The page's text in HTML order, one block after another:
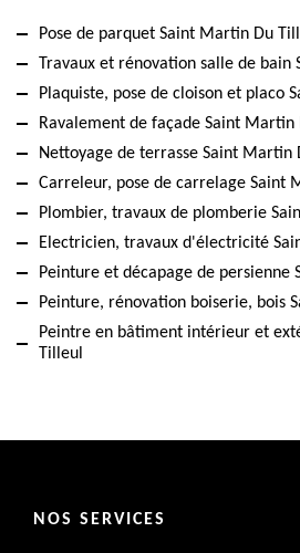
Pose de parquet Saint Martin Du
Travaux et rénovation salle de bain
Plaquiste, pose de cloison et placo
Ravalement de façade Saint Martin
Nettoyage de terrasse Saint Martin
Carreleur, pose de carrelage Saint
Plombier, travaux de plomberie
Electricien, travaux d'électricité
Peinture et décapage de persienne
Peinture, rénovation boiserie, bois
Peintre en bâtiment intérieur et
Tilleul
NOS SERVICES